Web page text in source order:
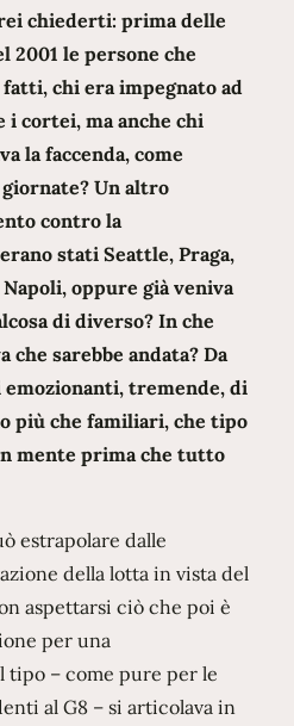
chiederti: prima delle
2001 le persone che
chi era impegnato ad
i cortei, ma anche chi
la faccenda, come
Un altro
contro la
stati Seattle, Praga,
oppure già veniva
di diverso? In che
che sarebbe andata? Da
emozionanti, tremende, di
più che familiari, che tipo
mente prima che tutto
estrapolare dalle
della lotta in vista del
aspettarsi ciò che poi è
per una
tipo – come pure per le
al G8 – si articolava in